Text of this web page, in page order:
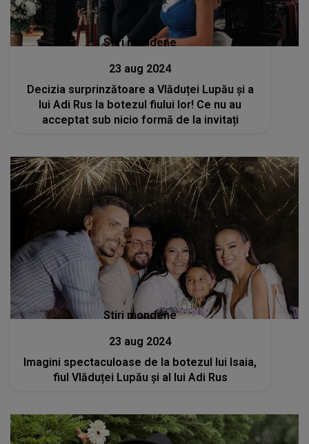
Stiri mondene
23 aug 2024
Decizia surprinzătoare a Vlăduței Lupău și a
lui Adi Rus la botezul fiului lor! Ce nu au
acceptat sub nicio formă de la invitați
Stiri mondene
23 aug 2024
Imagini spectaculoase de la botezul lui Isaia,
fiul Vlăduței Lupău și al lui Adi Rus